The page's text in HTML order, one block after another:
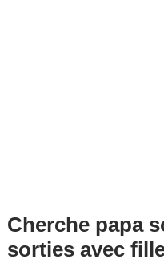
Cherche papa
sorties avec